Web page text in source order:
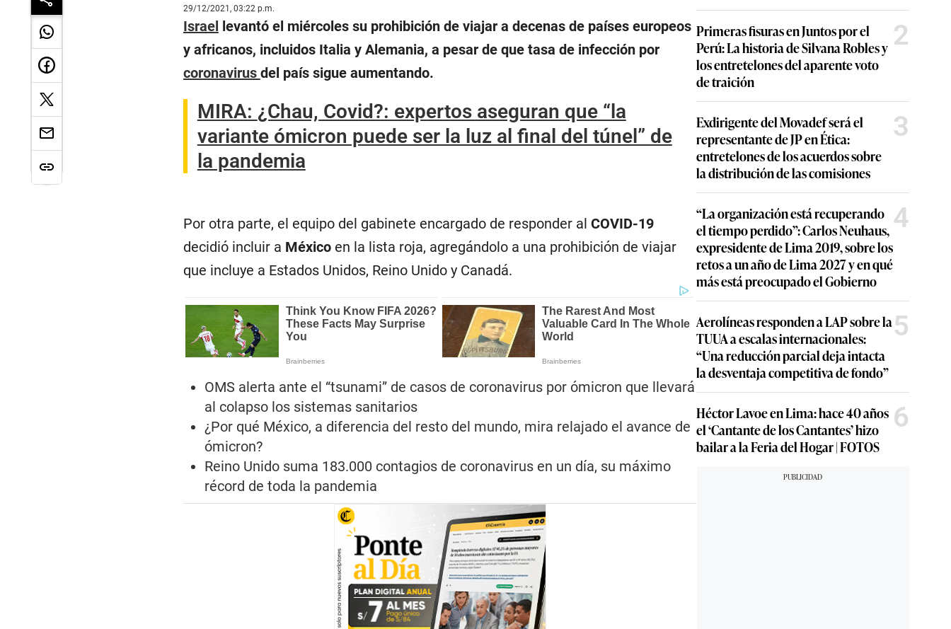
29/12/2021, 03:22 p.m.
Israel levantó el miércoles su prohibición de viajar a decenas de países europeos
y africanos, incluidos Italia y Alemania, a pesar de que tasa de infección por
coronavirus del país sigue aumentando.
MIRA: ¿Chau, Covid?: expertos aseguran que “la
variante ómicron puede ser la luz al final del túnel” de
la pandemia
Por otra parte, el equipo del gabinete encargado de responder al COVID-19
decidió incluir a México en la lista roja, agregándolo a una prohibición de viajar
que incluye a Estados Unidos, Reino Unido y Canadá.
OMS alerta ante el “tsunami” de casos de coronavirus por ómicron que llevará
al colapso los sistemas sanitarios
¿Por qué México, a diferencia del resto del mundo, mira relajado el avance de
ómicron?
Reino Unido suma 183.000 contagios de coronavirus en un día, su máximo
récord de toda la pandemia
Primeras fisuras en Juntos por el
Perú: La historia de Silvana Robles y
los entretelones del aparente voto
de traición
2
Exdirigente del Movadef será el
representante de JP en Ética:
entretelones de los acuerdos sobre
la distribución de las comisiones
3
“La organización está recuperando
el tiempo perdido”: Carlos Neuhaus,
expresidente de Lima 2019, sobre los
retos a un año de Lima 2027 y en qué
más está preocupado el Gobierno
4
Aerolíneas responden a LAP sobre la
TUUA a escalas internacionales:
“Una reducción parcial deja intacta
la desventaja competitiva de fondo”
5
Héctor Lavoe en Lima: hace 40 años
el ‘Cantante de los Cantantes’ hizo
bailar a la Feria del Hogar | FOTOS
6